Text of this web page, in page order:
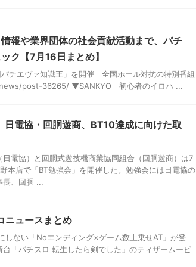
報や業界団体の社会貢献活動まで、パチ
ク【7月16日まとめ】
チエヴァ知識王」を開催 全国ホール対抗の特別番組
post-36265/ ▼SANKYO 初心者のイロハ ...
日電協・回胴遊商、BT10達成に向けた取
電協）と回胴式遊技機商業協同組合（回胴遊商）は7
本店で「BT勉強会」を開催した。勉強会には日電協の
長、回胴 ...
ニュースまとめ
ない「Noエンディング×ゲーム数上乗せAT」が登
「パチスロ 転生したら剣でした」のティザームービ